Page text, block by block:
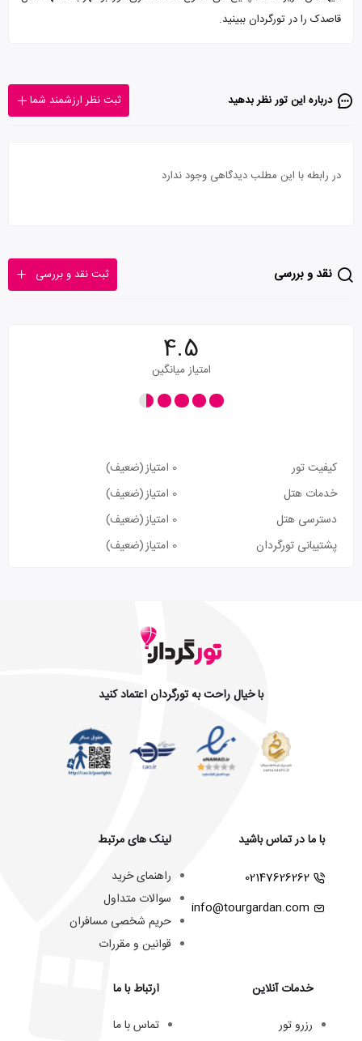
قاصدک را در تورگردان ببینید.
درباره این تور‌ نظر بدهید ثبت نظر ارزشمند شما
در رابطه با این مطلب دیدگاهی وجود ندارد
نقد و بررسی ثبت نقد و بررسی
4.5
امتیاز میانگین
کیفیت تور 0 امتیاز
(ضعیف)
خدمات هتل
0 امتیاز
(ضعیف)
دسترسی هتل
0 امتیاز
(ضعیف)
پشتیبانی تورگردان
0 امتیاز (ضعیف)
با خیال راحت به تورگردان اعتماد کنید
با ما در تماس باشید
02147626262
info@tourgardan.com
خدمات آنلاین
رزرو تور
لینک های مرتبط
راهنمای خرید
سوالات متداول
حریم شخصی مسافران
قوانین و مقررات
ارتباط با ما
تماس با ما